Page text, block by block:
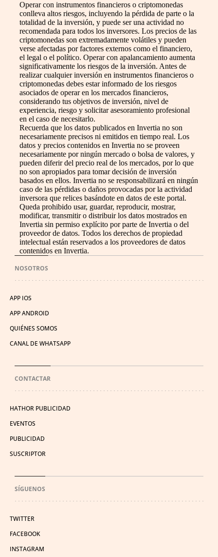
Operar con instrumentos financieros o criptomonedas
conlleva altos riesgos, incluyendo la pérdida de parte o la
totalidad de la inversión, y puede ser una actividad no
recomendada para todos los inversores. Los precios de las
criptomonedas son extremadamente volátiles y pueden
verse afectadas por factores externos como el financiero,
el legal o el político. Operar con apalancamiento aumenta
significativamente los riesgos de la inversión. Antes de
realizar cualquier inversión en instrumentos financieros o
criptomonedas debes estar informado de los riesgos
asociados de operar en los mercados financieros,
considerando tus objetivos de inversión, nivel de
experiencia, riesgo y solicitar asesoramiento profesional
en el caso de necesitarlo.
Recuerda que los datos publicados en Invertia no son
necesariamente precisos ni emitidos en tiempo real. Los
datos y precios contenidos en Invertia no se proveen
necesariamente por ningún mercado o bolsa de valores, y
pueden diferir del precio real de los mercados, por lo que
no son apropiados para tomar decisión de inversión
basados en ellos. Invertia no se responsabilizará en ningún
caso de las pérdidas o daños provocadas por la actividad
inversora que relices basándote en datos de este portal.
Queda prohibido usar, guardar, reproducir, mostrar,
modificar, transmitir o distribuir los datos mostrados en
Invertia sin permiso explícito por parte de Invertia o del
proveedor de datos. Todos los derechos de propiedad
intelectual están reservados a los proveedores de datos
contenidos en Invertia.
NOSOTROS
APP IOS
APP ANDROID
QUIÉNES SOMOS
CANAL DE WHATSAPP
CONTACTAR
HATHOR PUBLICIDAD
EVENTOS
PUBLICIDAD
SUSCRIPTOR
SÍGUENOS
TWITTER
FACEBOOK
INSTAGRAM